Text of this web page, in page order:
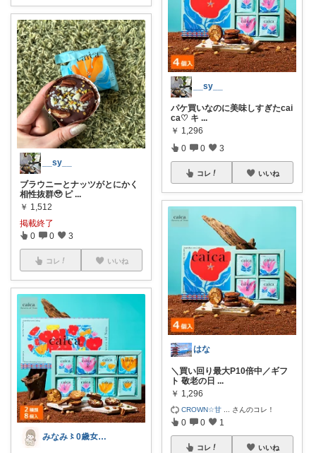
__sy__
ブラウニーとナッツがとにかく
相性抜群🥹 ピ ...
￥ 1,512
掲載終了
0 0 3
コレ いいね
みなみ〻0歳女の子ママ👶🏻🎀
__sy__
パケ買いなのに美味しすぎたcai
ca♡ キ ...
￥ 1,296
0 0 3
コレ いいね
はな
＼買い回り最大P10倍中／ギフ
ト 敬老の日 ...
￥ 1,296
CROWN☆甘 さんのコレ！
0 0 1
コレ いいね